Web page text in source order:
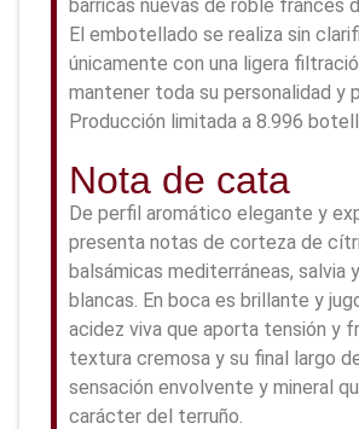
barricas nuevas de roble francés
El embotellado se realiza sin
únicamente con una ligera
mantener toda su personalidad y
Producción limitada a 8.996
Nota de cata
De perfil aromático elegante y
presenta notas de corteza de
balsámicas mediterráneas, salvia
blancas. En boca es brillante y
acidez viva que aporta tensión y
textura cremosa y su final largo
sensación envolvente y mineral
carácter del terruño.